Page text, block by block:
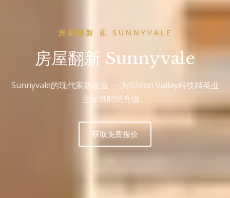
房屋翻新 在 SUNNYVALE
房屋翻新 Sunnyvale
Sunnyvale的现代家居改造 — 为Silicon Valley科技精英业
主提供时尚升级。
获取免费报价